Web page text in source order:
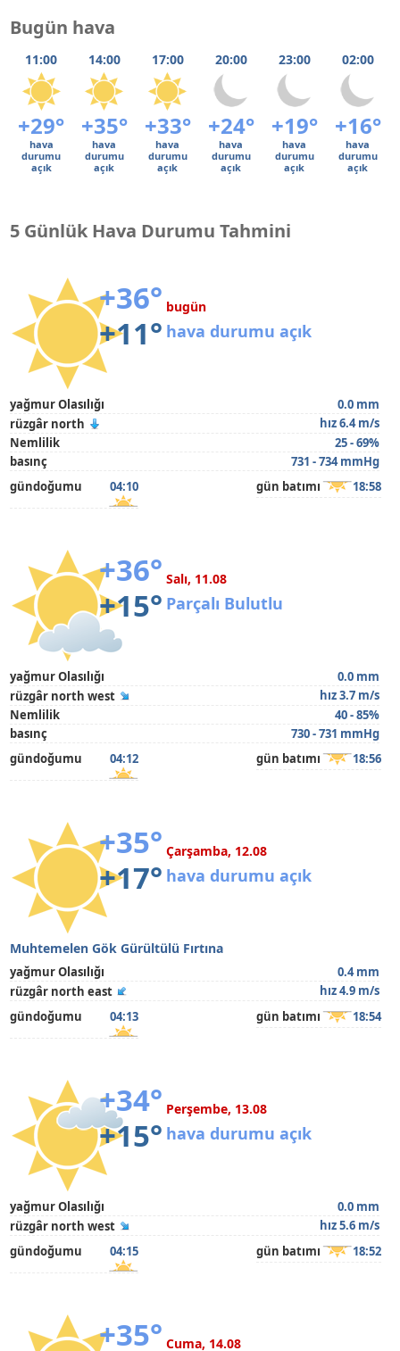
Bugün hava
11:00 14:00 17:00 20:00 23:00 02:00
+29° +35° +33° +24° +19° +16°
hava
durumu
açık
hava
durumu
açık
hava
durumu
açık
hava
durumu
açık
hava
durumu
açık
hava
durumu
açık
5 Günlük Hava Durumu Tahmini
+36°
+11°
bugün
hava durumu açık
yağmur Olasılığı
0.0 mm
rüzgâr north
hız 6.4 m/s
Nemlilik
25 - 69%
basınç
731 - 734 mmHg
gündoğumu
04:10 gün batımı 18:58
+36°
+15°
Salı, 11.08
Parçalı Bulutlu
yağmur Olasılığı
0.0 mm
rüzgâr north west
hız 3.7 m/s
Nemlilik
40 - 85%
basınç
730 - 731 mmHg
gündoğumu
04:12 gün batımı 18:56
+35°
+17°
Çarşamba, 12.08
hava durumu açık
Muhtemelen Gök Gürültülü Fırtına
yağmur Olasılığı
0.4 mm
rüzgâr north east
hız 4.9 m/s
gündoğumu
04:13 gün batımı 18:54
+34°
+15°
Perşembe, 13.08
hava durumu açık
yağmur Olasılığı
0.0 mm
rüzgâr north west
hız 5.6 m/s
gündoğumu
04:15 gün batımı 18:52
+35° Cuma, 14.08